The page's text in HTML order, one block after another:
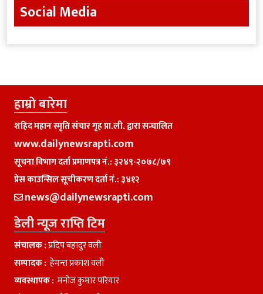
Social Media
हाम्राे बारेमा
शहिद महान स्मृति संचार गृह प्रा.ली. द्वारा सन्चालित
www.dailynewsrapti.com
सूचना विभाग दर्ता प्रमाणपत्र नं.: ३२४९-२०७८/७९
प्रेस काउन्सिल सूचीकरण दर्ता नं.: ३४१२
news@dailynewsrapti.com
डेली न्यूज राप्ति टिम
संचालक :प्रदिप बहादुर वली
सम्पादक : हेमन्त प्रकाश वली
व्यवस्थापक : मनाेज कुमार परियार